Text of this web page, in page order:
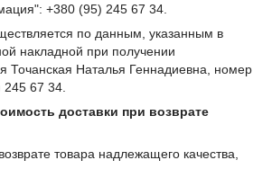
+380 (95) 245 67 34.
по данным, указанным в
накладной при получении
Точанская Наталья Геннадиевна, номер
67 34.
доставки при возврате
товара надлежащего качества,